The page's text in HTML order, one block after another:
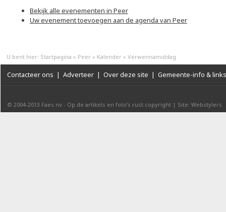
Bekijk alle evenementen in Peer
Uw evenement toevoegen aan de agenda van Peer
U bent hier: Startpagina » Peer » Kalender » Verwennamiddag
Contacteer ons | Adverteer | Over deze site | Gemeente-info & links
© 2004-2013 Faes nv - Op de artikels en foto’s rust copyright | Site: Webstylers